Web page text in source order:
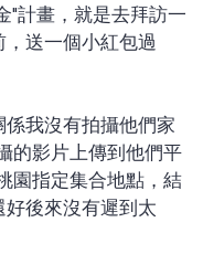
"計畫，就是去拜訪一
送一個小紅包過
我沒有拍攝他們家
的影片上傳到他們平
園指定集合地點，結
後來沒有遲到太